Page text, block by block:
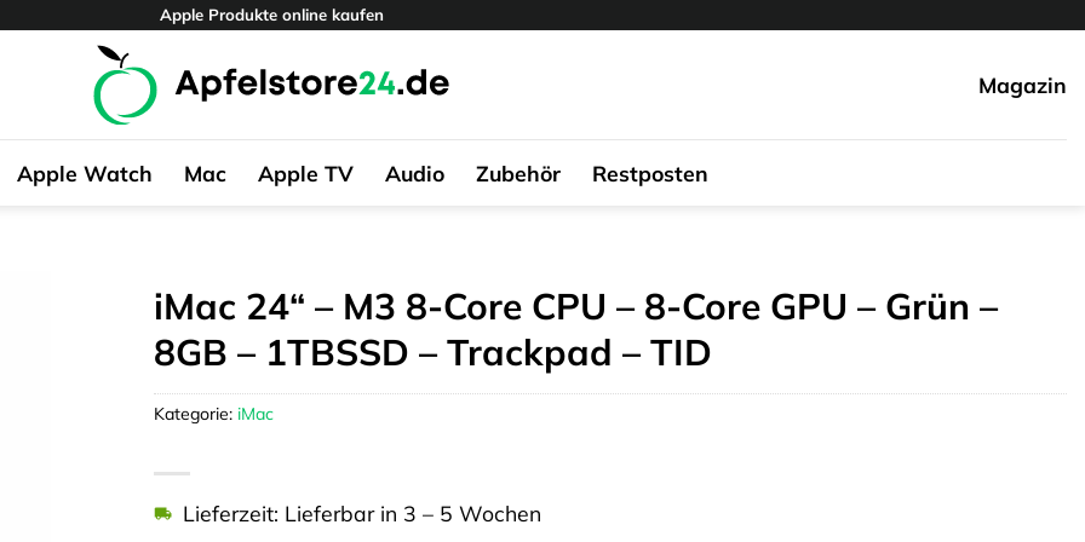
Apple Produkte online kaufen
Magazin
Apple Watch Mac Apple TV Audio Zubehör Restposten
iMac 24“ – M3 8-Core CPU – 8-Core GPU – Grün –
8GB – 1TBSSD – Trackpad – TID
Lieferzeit: Lieferbar in 3 – 5 Wochen
Kategorie: iMac